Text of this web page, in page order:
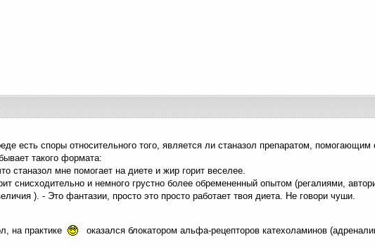
есть споры относительного того, является ли станазол препаратом, помогающим
такого формата:
станазол мне помогает на диете и жир горит веселее.
снисходительно и немного грустно более обремененный опытом (регалиями,
). - Это фантазии, просто это просто работает твоя диета. Не говори чуши.
на практике
оказался блокатором альфа-рецепторов катехоламинов